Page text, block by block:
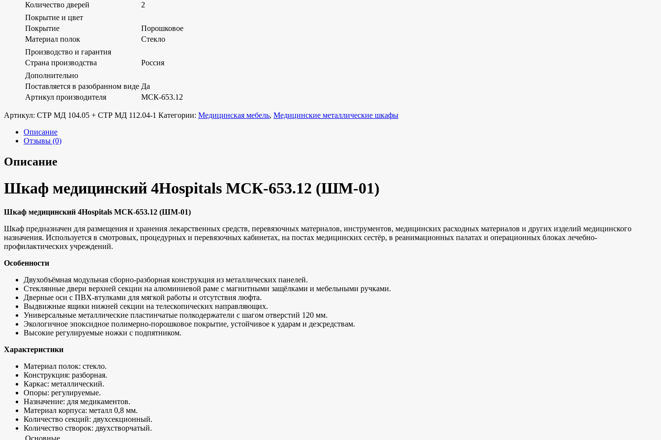
Количество дверей
2
Покрытие и цвет
Покрытие
Порошковое
Материал полок
Стекло
Производство и гарантия
Страна производства
Россия
Дополнительно
Поставляется в разобранном виде Да
Артикул производителя
МСК-653.12
Артикул: СТР МД 104.05 + СТР МД 112.04-1 Категории: Медицинская мебель, Медицинские металлические шкафы
Описание
Отзывы (0)
Описание
Шкаф медицинский 4Hospitals МСК-653.12 (ШМ-01)
Шкаф медицинский 4Hospitals МСК-653.12 (ШМ-01)
Шкаф предназначен для размещения и хранения лекарственных средств, перевязочных материалов, инструментов, медицинских расходных материалов и других изделий медицинского
назначения. Используется в смотровых, процедурных и перевязочных кабинетах, на постах медицинских сестёр, в реанимационных палатах и операционных блоках лечебно-
профилактических учреждений.
Особенности
Двухобъёмная модульная сборно-разборная конструкция из металлических панелей.
Стеклянные двери верхней секции на алюминиевой раме с магнитными защёлками и мебельными ручками.
Дверные оси с ПВХ-втулками для мягкой работы и отсутствия люфта.
Выдвижные ящики нижней секции на телескопических направляющих.
Универсальные металлические пластинчатые полкодержатели с шагом отверстий 120 мм.
Экологичное эпоксидное полимерно-порошковое покрытие, устойчивое к ударам и дезсредствам.
Высокие регулируемые ножки с подпятником.
Характеристики
Материал полок: стекло.
Конструкция: разборная.
Каркас: металлический.
Опоры: регулируемые.
Назначение: для медикаментов.
Материал корпуса: металл 0,8 мм.
Количество секций: двухсекционный.
Количество створок: двухстворчатый.
Основные